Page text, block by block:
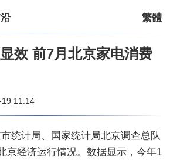
繁體
效 前7月北京家电消费
19 11:14
计局、国家统计局北京调查总队
京经济运行情况。数据显示，今年1